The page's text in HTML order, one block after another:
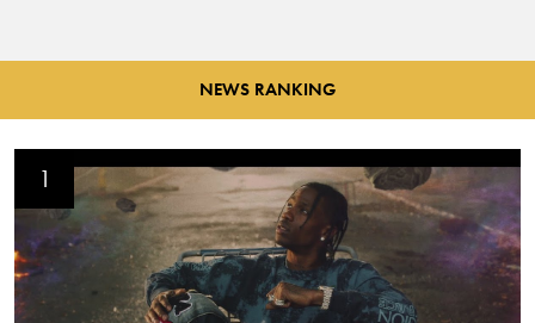
NEWS RANKING